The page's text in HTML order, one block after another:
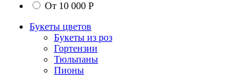
От 10 000 Р
Букеты цветов
Букеты из роз
Гортензии
Тюльпаны
Пионы